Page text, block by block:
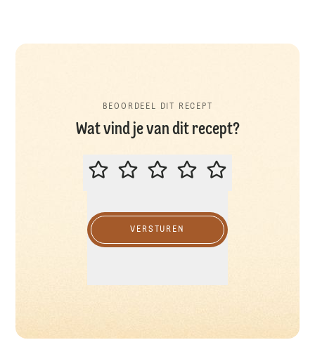
BEOORDEEL DIT RECEPT
Wat vind je van dit recept?
BEOORDEEL DIT RECEPT
VERSTUREN